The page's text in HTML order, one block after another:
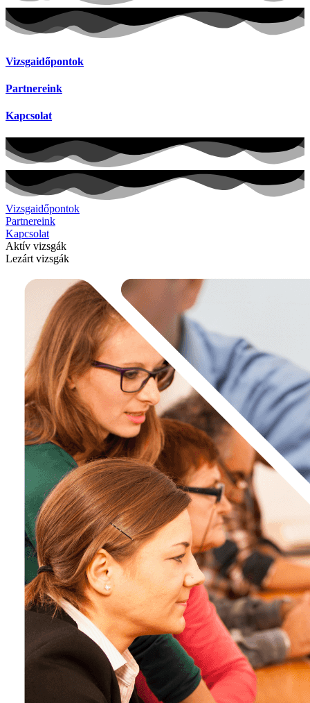
Vizsgaidőpontok
Partnereink
Kapcsolat
Vizsgaidőpontok
Partnereink
Kapcsolat
Aktív vizsgák
Lezárt vizsgák